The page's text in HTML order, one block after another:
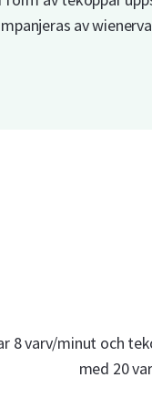
av
8 varv/minut och
med 20